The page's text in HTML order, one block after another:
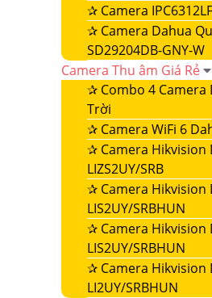
✰ Camera
✰ Camera Dahua
SD29204DB-GNY-W
Camera Thu âm Giá Rẻ
✰ Combo 4 Camera
Trời
✰ Camera WiFi 6
✰ Camera Hikvision
LIZS2UY/SRB
✰ Camera Hikvision
LIS2UY/SRBHUN
✰ Camera Hikvision
LIS2UY/SRBHUN
✰ Camera Hikvision
LI2UY/SRBHUN